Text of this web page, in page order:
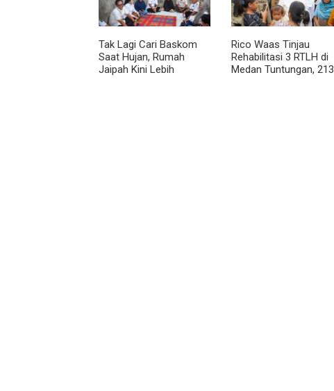
Tak Lagi Cari Baskom
Saat Hujan, Rumah
Jaipah Kini Lebih
Rico Waas Tinjau
Rehabilitasi 3 RTLH di
Medan Tuntungan, 213